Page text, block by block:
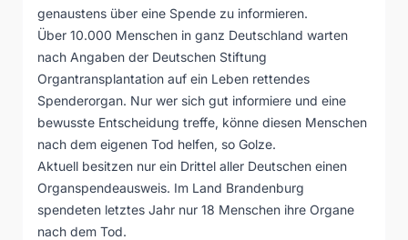
genaustens über eine Spende zu informieren.
Über 10.000 Menschen in ganz Deutschland warten
nach Angaben der Deutschen Stiftung
Organtransplantation auf ein Leben rettendes
Spenderorgan. Nur wer sich gut informiere und eine
bewusste Entscheidung treffe, könne diesen Menschen
nach dem eigenen Tod helfen, so Golze.
Aktuell besitzen nur ein Drittel aller Deutschen einen
Organspendeausweis. Im Land Brandenburg
spendeten letztes Jahr nur 18 Menschen ihre Organe
nach dem Tod.